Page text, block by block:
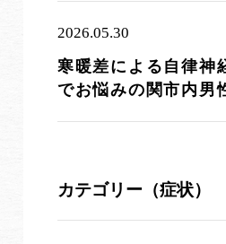
2026.05.30
寒暖差による自律神
でお悩みの関市内男
カテゴリー（症状）